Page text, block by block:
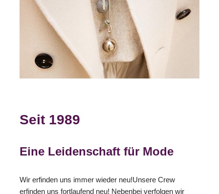
Seit 1989
Eine Leidenschaft für Mode
Wir erfinden uns immer wieder neu!Unsere Crew
erfinden uns fortlaufend neu! Nebenbei verfolgen wir